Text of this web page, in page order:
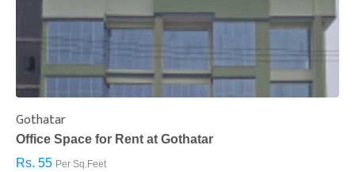
Gothatar
Office Space for Rent at Gothatar
Rs. 55 Per Sq.Feet